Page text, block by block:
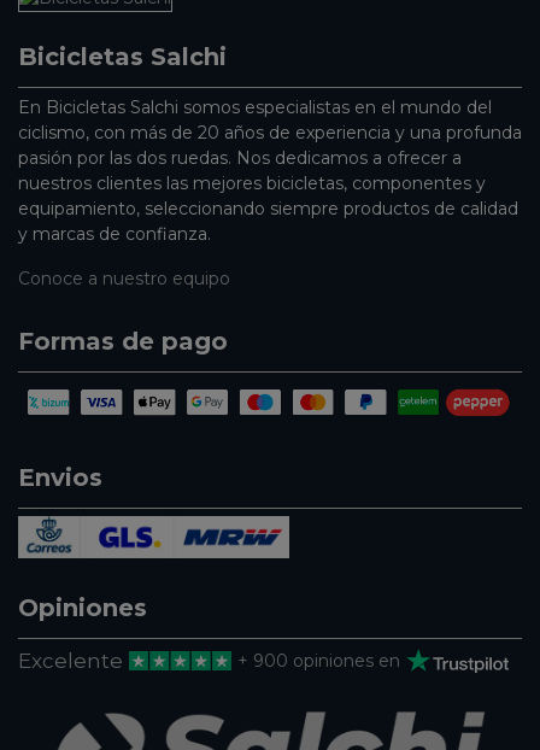
Bicicletas Salchi
En Bicicletas Salchi somos especialistas en el mundo del
ciclismo, con más de 20 años de experiencia y una profunda
pasión por las dos ruedas. Nos dedicamos a ofrecer a
nuestros clientes las mejores bicicletas, componentes y
equipamiento, seleccionando siempre productos de calidad
y marcas de confianza.
Conoce a nuestro equipo
Formas de pago
Envios
Opiniones
Excelente + 900 opiniones en